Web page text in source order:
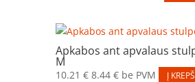
Apkabos ant apvalaus
M
10.21 € 8.44 €be PVM Į